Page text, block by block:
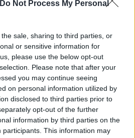
Do Not Process My Personal
sale, sharing to third parties, or
or sensitive information for
please use the below opt-out
Please note that after your
you may continue seeing
on personal information utilized by
disclosed to third parties prior to
opt-out of the further
information by third parties on the
participants. This information may
Sol
sportbil med eltarga, som
högst vanlig personbil? Ungefär
för Honda CR-X Del Sol.
kupé som tekniskt sett är en